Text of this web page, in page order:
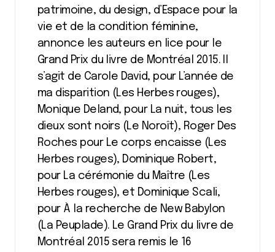
patrimoine, du design, d’Espace pour la
vie et de la condition féminine,
annonce les auteurs en lice pour le
Grand Prix du livre de Montréal 2015. Il
s’agit de Carole David, pour L’année de
ma disparition (Les Herbes rouges),
Monique Deland, pour La nuit, tous les
dieux sont noirs (Le Noroît), Roger Des
Roches pour Le corps encaisse (Les
Herbes rouges), Dominique Robert,
pour La cérémonie du Maître (Les
Herbes rouges), et Dominique Scali,
pour À la recherche de New Babylon
(La Peuplade). Le Grand Prix du livre de
Montréal 2015 sera remis le 16